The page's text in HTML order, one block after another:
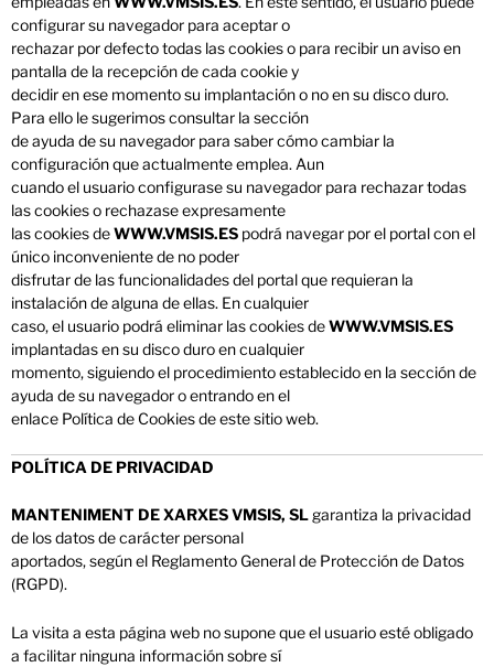
configurar su navegador para aceptar o
rechazar por defecto todas las cookies o para recibir un aviso en
pantalla de la recepción de cada cookie y
decidir en ese momento su implantación o no en su disco duro.
Para ello le sugerimos consultar la sección
de ayuda de su navegador para saber cómo cambiar la
configuración que actualmente emplea. Aun
cuando el usuario configurase su navegador para rechazar todas
las cookies o rechazase expresamente
las cookies deWWW.VMSIS.ES podrá navegar por el portal con el
único inconveniente de no poder
disfrutar de las funcionalidades del portal que requieran la
instalación de alguna de ellas. En cualquier
caso, el usuario podrá eliminar las cookies deWWW.VMSIS.ES
implantadas en su disco duro en cualquier
momento, siguiendo el procedimiento establecido en la sección de
ayuda de su navegador o entrando en el
enlace Política de Cookies de este sitio web.
POLÍTICA DE PRIVACIDAD
MANTENIMENT DE XARXES VMSIS, SLgarantiza la privacidad
de los datos de carácter personal
aportados, según el Reglamento General de Protección de Datos
(RGPD).
La visita a esta página web no supone que el usuario esté obligado
a facilitar ninguna información sobre sí